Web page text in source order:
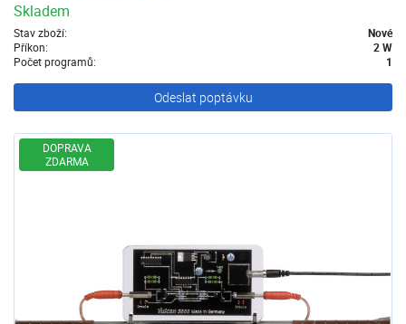
Skladem
Stav zboží:
Nové
Příkon:
2 W
Počet programů:
1
Odeslat poptávku
DOPRAVA
ZDARMA